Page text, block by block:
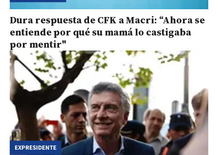
Dura respuesta de CFK a Macri: “Ahora se
entiende por qué su mamá lo castigaba
por mentir"
EXPRESIDENTE